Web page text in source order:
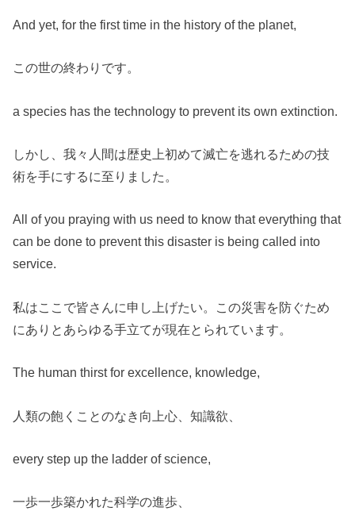
And yet, for the first time in the history of the planet,
この世の終わりです。
a species has the technology to prevent its own extinction.
しかし、我々人間は歴史上初めて滅亡を逃れるための技
術を手にするに至りました。
All of you praying with us need to know that everything that
can be done to prevent this disaster is being called into
service.
私はここで皆さんに申し上げたい。この災害を防ぐため
にありとあらゆる手立てが現在とられています。
The human thirst for excellence, knowledge,
人類の飽くことのなき向上心、知識欲、
every step up the ladder of science,
一歩一歩築かれた科学の進歩、